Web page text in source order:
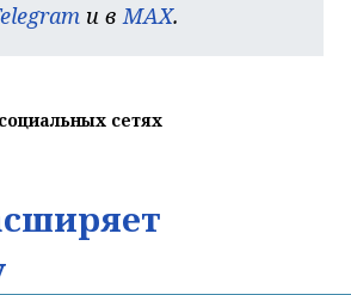
и вMAX.
сетях